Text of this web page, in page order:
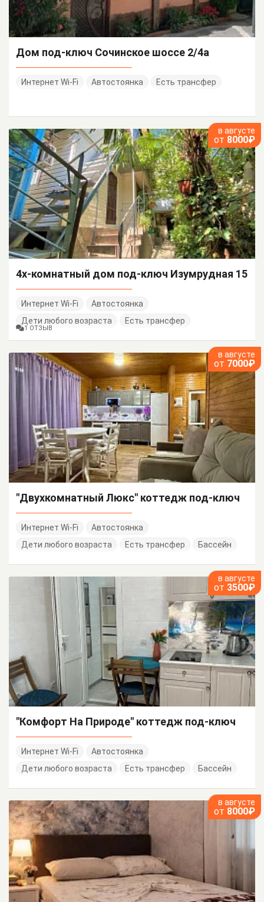
Дом под-ключ Сочинское шоссе 2/4а
Интернет Wi-Fi Автостоянка Есть трансфер
в августе
от 8000₽
4х-комнатный дом под-ключ Изумрудная 15
Интернет Wi-Fi
Автостоянка
Дети любого возраста
Есть трансфер
1 ОТЗЫВ
в августе
от 7000₽
"Двухкомнатный Люкс" коттедж под-ключ
Интернет Wi-Fi
Автостоянка
Дети любого возраста
Есть трансфер Бассейн
в августе
от 3500₽
"Комфорт На Природе" коттедж под-ключ
Интернет Wi-Fi
Автостоянка
Дети любого возраста
Есть трансфер Бассейн
в августе
от 8000₽